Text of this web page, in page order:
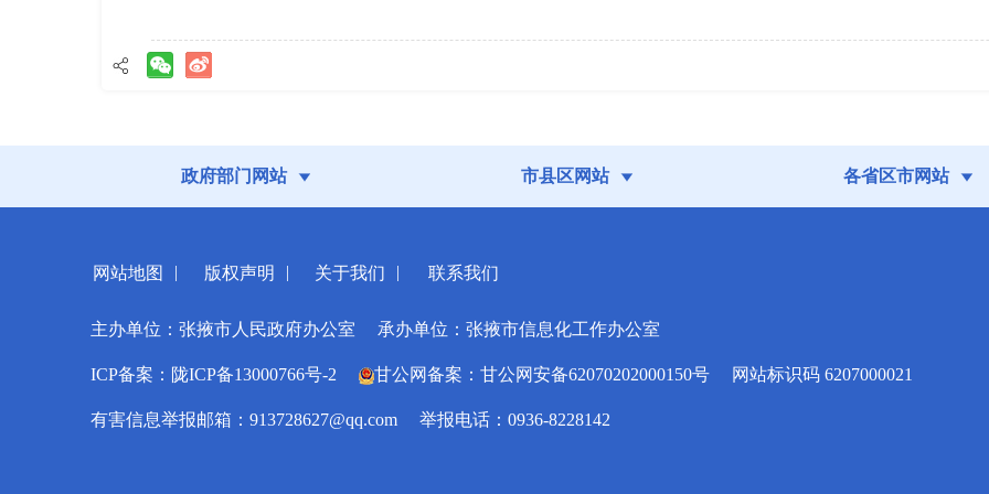
政府部门网站 市县区网站 各省区市网站
网站地图 | 版权声明 | 关于我们 | 联系我们
主办单位：张掖市人民政府办公室 承办单位：张掖市信息化工作办公室
ICP备案：陇ICP备13000766号-2 甘公网备案：甘公网安备62070202000150号 网站标识码 6207000021
有害信息举报邮箱：913728627@qq.com 举报电话：0936-8228142